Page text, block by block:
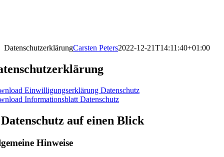
DatenschutzerklärungCarsten Peters2022-12-21T14:11:40+01:00
Einwilligungserklärung Datenschutz
Informationsblatt Datenschutz
auf einen Blick
Hinweise